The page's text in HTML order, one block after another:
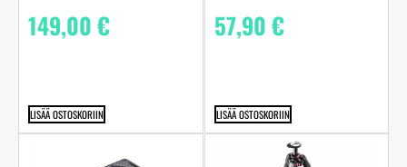
149,00€
LISÄÄ OSTOSKORIIN
57,90€
LISÄÄ OSTOSKORIIN